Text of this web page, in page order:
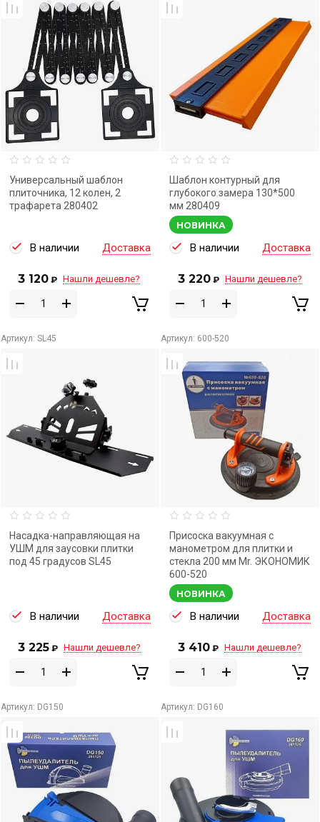
Универсальный шаблон
плиточника, 12 колен, 2
трафарета 280402
В наличии Доставка
3 120 ₽ Нашли дешевле?
Шаблон контурный для
глубокого замера 130*500
мм 280409
НОВИНКА
В наличии Доставка
3 220 ₽ Нашли дешевле?
Артикул: SL45
Насадка-направляющая на
УШМ для заусовки плитки
под 45 градусов SL45
В наличии Доставка
3 225 ₽ Нашли дешевле?
Артикул: 600-520
Присоска вакуумная с
манометром для плитки и
стекла 200 мм Mr. ЭКОНОМИК
600-520
НОВИНКА
В наличии Доставка
3 410 ₽ Нашли дешевле?
Артикул: DG150 Артикул: DG160